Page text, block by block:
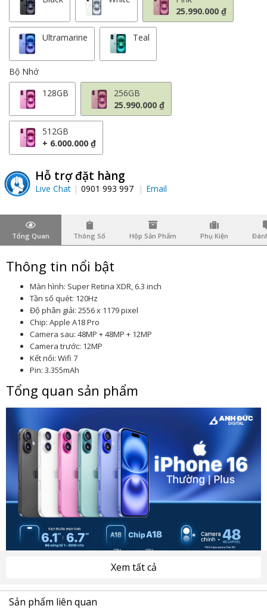
25.990.000 ₫
Ultramarine Teal
Bộ Nhớ
128GB
256GB
25.990.000 ₫
512GB
+ 6.000.000 ₫
Hỗ trợ đặt hàng
Live Chat 0901 993 997 Email
Tổng Quan Thông Số Hộp Sản Phẩm Phụ Kiện
Thông tin nổi bật
Màn hình: Super Retina XDR, 6.3 inch
Tần số quét: 120Hz
Độ phân giải: 2556 x 1179 pixel
Chip: Apple A18 Pro
Camera sau: 48MP + 48MP + 12MP
Camera trước: 12MP
Kết nối: Wifi 7
Pin: 3.355mAh
Tổng quan sản phẩm
Xem tất cả
Sản phẩm liên quan